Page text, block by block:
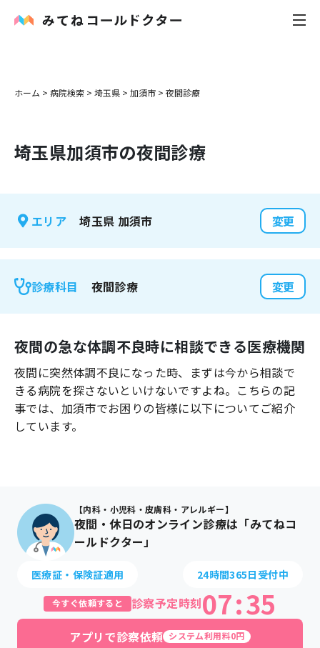
内科
花粉症
感染症
よくあるご質問
ホーム > 病院検索 > 埼玉県 > 加須市 > 夜間診療
埼玉県加須市の夜間診療
エリア 埼玉県 加須市 変更
診療科目 夜間診療 変更
夜間の急な体調不良時に相談できる医療機関
夜間に突然体調不良になった時、まずは今から相談で
きる病院を探さないといけないですよね。こちらの記
事では、 加須市でお困りの皆様に以下についてご紹介
しています。
【内科・小児科・皮膚科・アレルギー】
夜間・休日のオンライン診療は「みてねコ
ールドクター」
医療証・保険証適用 24時間365日受付中
今すぐ依頼すると 診察予定時刻07:35
アプリで診察依頼 システム利用料0円